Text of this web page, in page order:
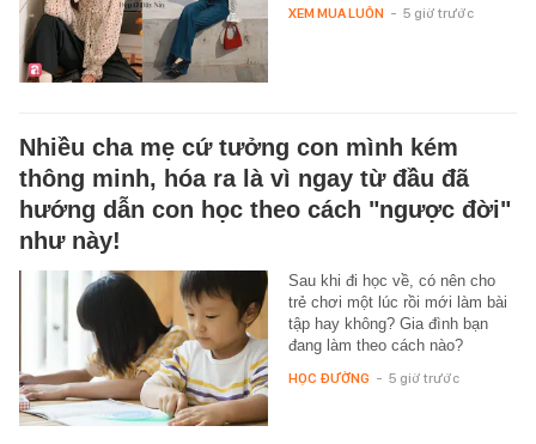
XEM MUA LUÔN - 5 giờ trước
Nhiều cha mẹ cứ tưởng con mình kém
thông minh, hóa ra là vì ngay từ đầu đã
hướng dẫn con học theo cách "ngược đời"
như này!
Sau khi đi học về, có nên cho
trẻ chơi một lúc rồi mới làm bài
tập hay không? Gia đình bạn
đang làm theo cách nào?
HỌC ĐƯỜNG - 5 giờ trước